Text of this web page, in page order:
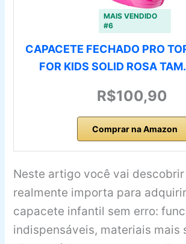
MAIS VENDIDO
#6
CAPACETE FECHADO PRO
FOR KIDS SOLID ROSA
R$100,90
Comprar na Amazon
Neste artigo você vai
realmente importa para
capacete infantil sem erro:
indispensáveis, materiais mais